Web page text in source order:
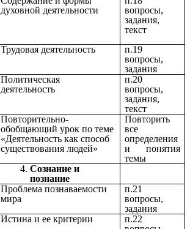
духовной деятельности
вопросы,
задания,
текст
Трудовая деятельность
п.19
вопросы,
задания
Политическая
деятельность
п.20
вопросы,
задания,
текст
Повторительно-
обобщающий урок по теме
«Деятельность как способ
существования людей»
Повторить
все
определения
и понятия
темы
Сознание и
познание
Проблема познаваемости
мира
п.21
вопросы,
задания
Истина и ее критерии
п.22